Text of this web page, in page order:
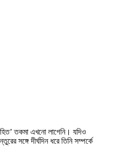
তকমা এখনো লাগেনি। যদিও
সঙ্গে দীর্ঘদিন ধরে তিনি সম্পর্কে